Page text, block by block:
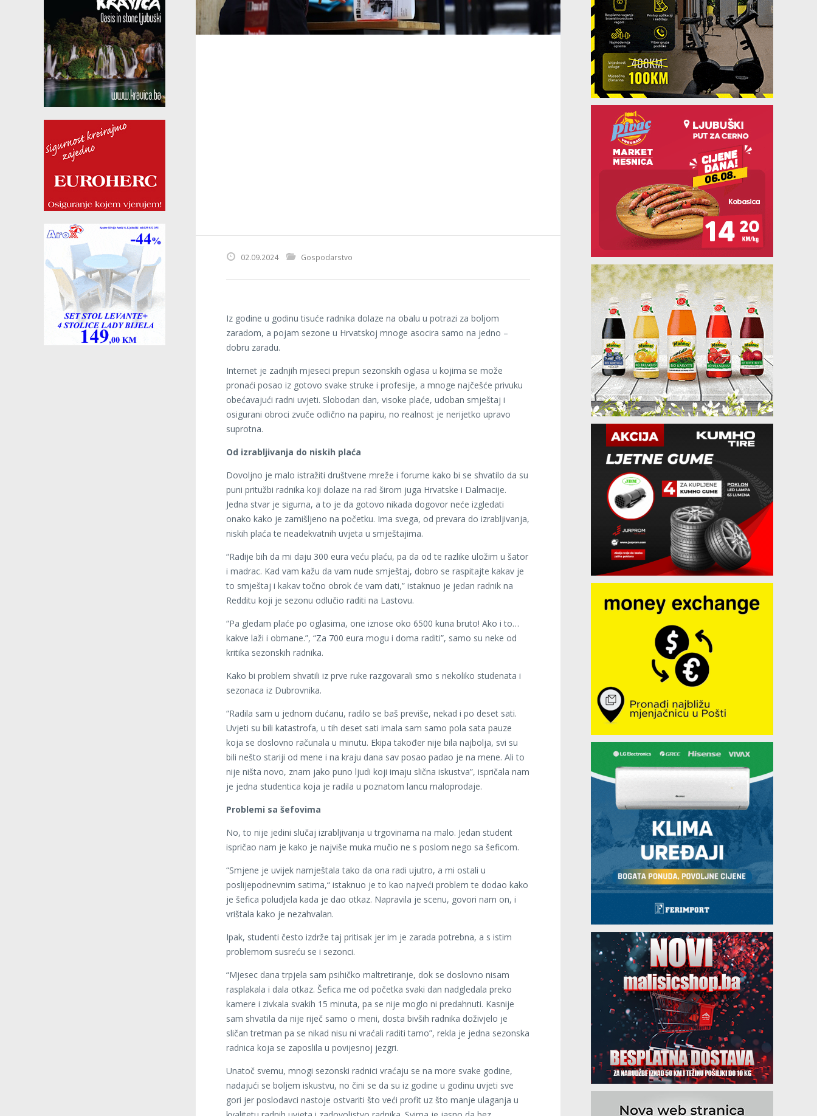
02.09.2024 Gospodarstvo
Iz godine u godinu tisuće radnika dolaze na obalu u potrazi za boljom
zaradom, a pojam sezone u Hrvatskoj mnoge asocira samo na jedno –
dobru zaradu.
Internet je zadnjih mjeseci prepun sezonskih oglasa u kojima se može
pronaći posao iz gotovo svake struke i profesije, a mnoge najčešće privuku
obećavajući radni uvjeti. Slobodan dan, visoke plaće, udoban smještaj i
osigurani obroci zvuče odlično na papiru, no realnost je nerijetko upravo
suprotna.
Od izrabljivanja do niskih plaća
Dovoljno je malo istražiti društvene mreže i forume kako bi se shvatilo da su
puni pritužbi radnika koji dolaze na rad širom juga Hrvatske i Dalmacije.
Jedna stvar je sigurna, a to je da gotovo nikada dogovor neće izgledati
onako kako je zamišljeno na početku. Ima svega, od prevara do izrabljivanja,
niskih plaća te neadekvatnih uvjeta u smještajima.
“Radije bih da mi daju 300 eura veću plaću, pa da od te razlike uložim u šator
i madrac. Kad vam kažu da vam nude smještaj, dobro se raspitajte kakav je
to smještaj i kakav točno obrok će vam dati,” istaknuo je jedan radnik na
Redditu koji je sezonu odlučio raditi na Lastovu.
“Pa gledam plaće po oglasima, one iznose oko 6500 kuna bruto! Ako i to…
kakve laži i obmane.”, “Za 700 eura mogu i doma raditi”, samo su neke od
kritika sezonskih radnika.
Kako bi problem shvatili iz prve ruke razgovarali smo s nekoliko studenata i
sezonaca iz Dubrovnika.
“Radila sam u jednom dućanu, radilo se baš previše, nekad i po deset sati.
Uvjeti su bili katastrofa, u tih deset sati imala sam samo pola sata pauze
koja se doslovno računala u minutu. Ekipa također nije bila najbolja, svi su
bili nešto stariji od mene i na kraju dana sav posao padao je na mene. Ali to
nije ništa novo, znam jako puno ljudi koji imaju slična iskustva”, ispričala nam
je jedna studentica koja je radila u poznatom lancu maloprodaje.
Problemi sa šefovima
No, to nije jedini slučaj izrabljivanja u trgovinama na malo. Jedan student
ispričao nam je kako je najviše muka mučio ne s poslom nego sa šeficom.
“Smjene je uvijek namještala tako da ona radi ujutro, a mi ostali u
poslijepodnevnim satima,“ istaknuo je to kao najveći problem te dodao kako
je šefica poludjela kada je dao otkaz. Napravila je scenu, govori nam on, i
vrištala kako je nezahvalan.
Ipak, studenti često izdrže taj pritisak jer im je zarada potrebna, a s istim
problemom susreću se i sezonci.
“Mjesec dana trpjela sam psihičko maltretiranje, dok se doslovno nisam
rasplakala i dala otkaz. Šefica me od početka svaki dan nadgledala preko
kamere i zivkala svakih 15 minuta, pa se nije moglo ni predahnuti. Kasnije
sam shvatila da nije riječ samo o meni, dosta bivših radnika doživjelo je
sličan tretman pa se nikad nisu ni vraćali raditi tamo”, rekla je jedna sezonska
radnica koja se zaposlila u povijesnoj jezgri.
Unatoč svemu, mnogi sezonski radnici vraćaju se na more svake godine,
nadajući se boljem iskustvu, no čini se da su iz godine u godinu uvjeti sve
gori jer poslodavci nastoje ostvariti što veći profit uz što manje ulaganja u